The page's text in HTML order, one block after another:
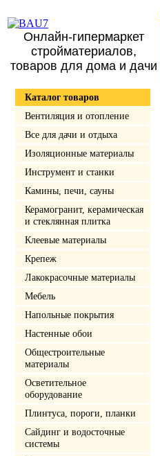
Онлайн-гипермаркет
стройматериалов,
товаров для дома и дачи
Каталог товаров
Вентиляция и отопление
Все для дачи и отдыха
Изоляционные материалы
Инструмент и станки
Камины, печи, сауны
Керамогранит, керамическая
и стеклянная плитка
Клеевые материалы
Крепеж
Лакокрасочные материалы
Мебель
Напольные покрытия
Настенные обои
Общестроительные
материалы
Осветительное
оборудование
Плинтуса, пороги, планки
Сайдинг и водосточные
системы